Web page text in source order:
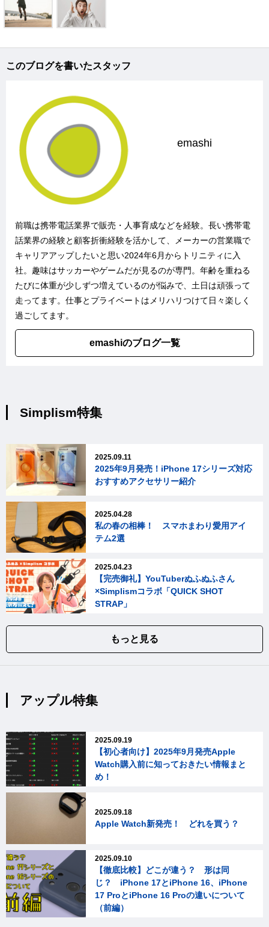
このブログを書いたスタッフ
emashi
前職は携帯電話業界で販売・人事育成などを経験。長い携帯電
話業界の経験と顧客折衝経験を活かして、メーカーの営業職で
キャリアアップしたいと思い2024年6月からトリニティに入
社。趣味はサッカーやゲームだが見るのが専門。年齢を重ねる
たびに体重が少しずつ増えているのが悩みで、土日は頑張って
走ってます。仕事とプライベートはメリハリつけて日々楽しく
過ごしてます。
emashiのブログ一覧
Simplism特集
2025.09.11
2025年9月発売！iPhone 17シリーズ対応
おすすめアクセサリー紹介
2025.04.28
私の春の相棒！ スマホまわり愛用アイ
テム2選
2025.04.23
【完売御礼】YouTuberぬふぬふさん
×Simplismコラボ「QUICK SHOT
STRAP」
もっと見る
アップル特集
2025.09.19
【初心者向け】2025年9月発売Apple
Watch購入前に知っておきたい情報まと
め！
2025.09.18
Apple Watch新発売！ どれを買う？
2025.09.10
【徹底比較】どこが違う？ 形は同
じ？ iPhone 17とiPhone 16、iPhone
17 ProとiPhone 16 Proの違いについて
（前編）